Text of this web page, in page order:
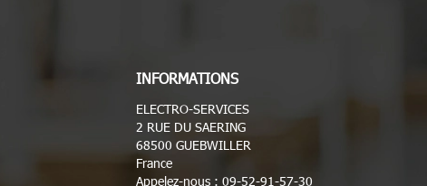
INFORMATIONS
ELECTRO-SERVICES
2 RUE DU SAERING
68500 GUEBWILLER
France
Appelez-nous : 09-52-91-57-30